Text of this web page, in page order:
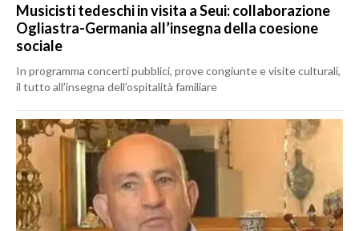
Musicisti tedeschi in visita a Seui: collaborazione
Ogliastra-Germania all’insegna della coesione
sociale
In programma concerti pubblici, prove congiunte e visite culturali,
il tutto all’insegna dell’ospitalità familiare